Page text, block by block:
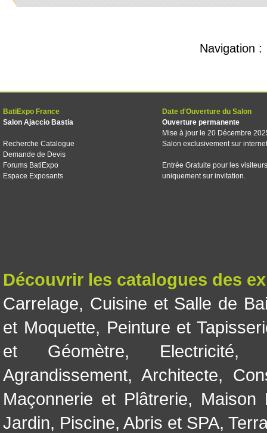
Navigation :
BatiExpo France
Salon Ajaccio Bastia
Recherche Catalogue
Demande de Devis
Forums BatiExpo
Espace Exposants
Date d'Ouverture du Salon
Ouverture permanente
Mise à jour le 20 Décembre
Salon exclusivement sur internet
Entrée Gratuite pour les visiteurs
uniquement sur invitation.
Découvrir les catalogues des
Carrelage, Cuisine et Salle de
et Moquette, Peinture et
et Géomètre, Electricité
Agrandissement, Architecte,
Maçonnerie et Plâtrerie, Maison
Jardin, Piscine, Abris et SPA,